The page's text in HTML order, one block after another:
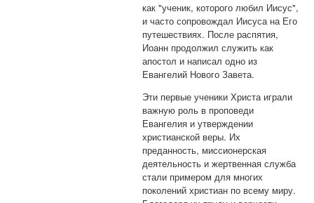
как "ученик, которого любил Иисус",
и часто сопровождал Иисуса на Его
путешествиях. После распятия,
Иоанн продолжил служить как
апостол и написал одно из
Евангелий Нового Завета.
Эти первые ученики Христа играли
важную роль в проповеди
Евангелия и утверждении
христианской веры. Их
преданность, миссионерская
деятельность и жертвенная служба
стали примером для многих
поколений христиан по всему миру.